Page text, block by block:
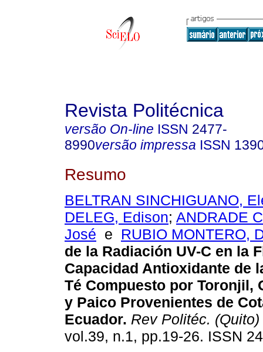
Revista Politécnica
versão On-line ISSN 2477-
8990versão impressa ISSN
Resumo
BELTRAN SINCHIGUANO,
DELEG, Edison; ANDRADE
José e RUBIO MONTERO,
de la Radiación UV-C en la
Capacidad Antioxidante de
Té Compuesto por Toronjil,
y Paico Provenientes de
Ecuador. Rev Politéc. (Quito)
vol.39, n.1, pp.19-26. ISSN